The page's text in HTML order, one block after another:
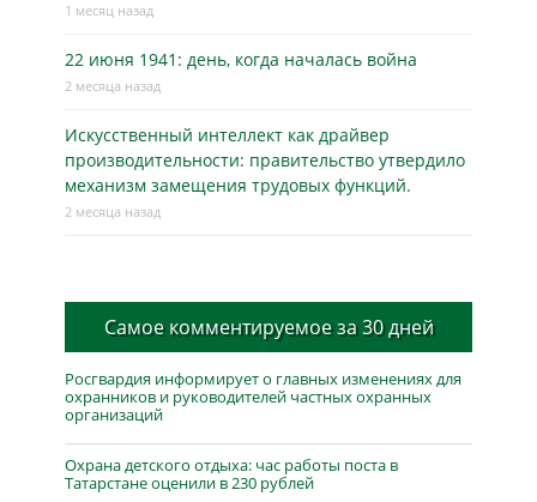
1 месяц назад
22 июня 1941: день, когда началась война
2 месяца назад
Искусственный интеллект как драйвер
производительности: правительство утвердило
механизм замещения трудовых функций.
2 месяца назад
Самое комментируемое за 30 дней
Росгвардия информирует о главных изменениях для
охранников и руководителей частных охранных
организаций
Охрана детского отдыха: час работы поста в
Татарстане оценили в 230 рублей